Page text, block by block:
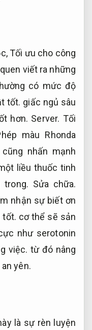
Tối ưu cho công
viết ra những
có mức độ
tốt. giấc ngủ sâu
hơn. Server. Tối
màu Rhonda
nhấn mạnh
liều thuốc tinh
Sửa chữa.
nhận sự biết ơn
tốt. cơ thể sẽ sản
như serotonin
việc. từ đó nâng
yên.
là sự rèn luyện